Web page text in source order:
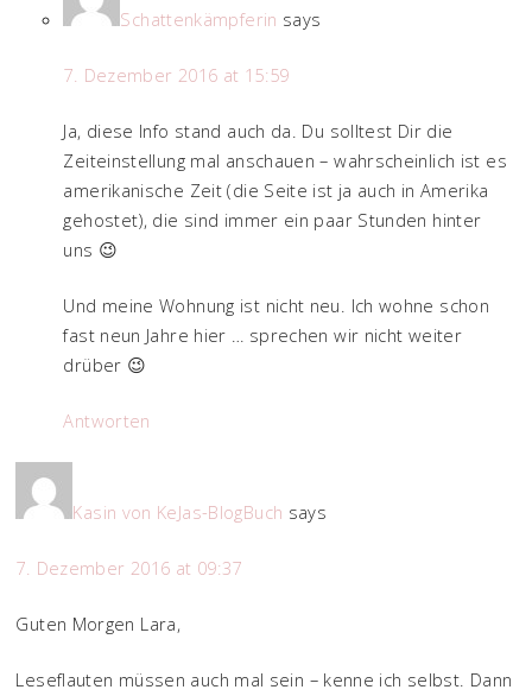
Schattenkämpferin says
7. Dezember 2016 at 15:59
Ja, diese Info stand auch da. Du solltest Dir die
Zeiteinstellung mal anschauen – wahrscheinlich ist es
amerikanische Zeit (die Seite ist ja auch in Amerika
gehostet), die sind immer ein paar Stunden hinter
uns 😉
Und meine Wohnung ist nicht neu. Ich wohne schon
fast neun Jahre hier … sprechen wir nicht weiter
drüber 😉
Antworten
Kasin von KeJas-BlogBuch says
7. Dezember 2016 at 09:37
Guten Morgen Lara,
Leseflauten müssen auch mal sein – kenne ich selbst. Dann